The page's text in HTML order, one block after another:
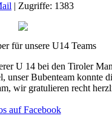
| Zugriffe: 1383
für unsere U14 Teams
U 14 bei den Tiroler
Bubenteam konnte
wir gratulieren recht
auf Facebook